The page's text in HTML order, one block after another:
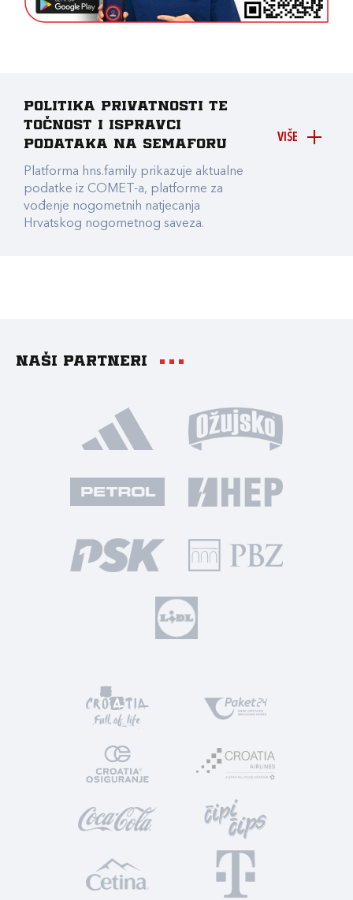
VIŠE
Politika privatnosti te
točnost i ispravci
podataka na Semaforu
Platforma hns.family prikazuje aktualne
podatke iz COMET-a, platforme za
vođenje nogometnih natjecanja
Hrvatskog nogometnog saveza.
Naši partneri